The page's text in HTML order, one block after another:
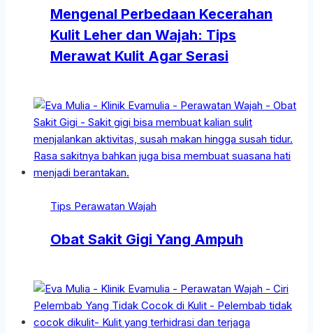
Mengenal Perbedaan Kecerahan
Kulit Leher dan Wajah: Tips
Merawat Kulit Agar Serasi
Tips Perawatan Wajah
Obat Sakit Gigi Yang Ampuh